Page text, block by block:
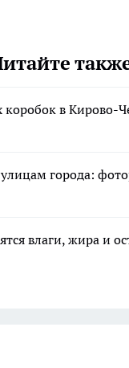
в Кирово-
города:
влаги, жира и